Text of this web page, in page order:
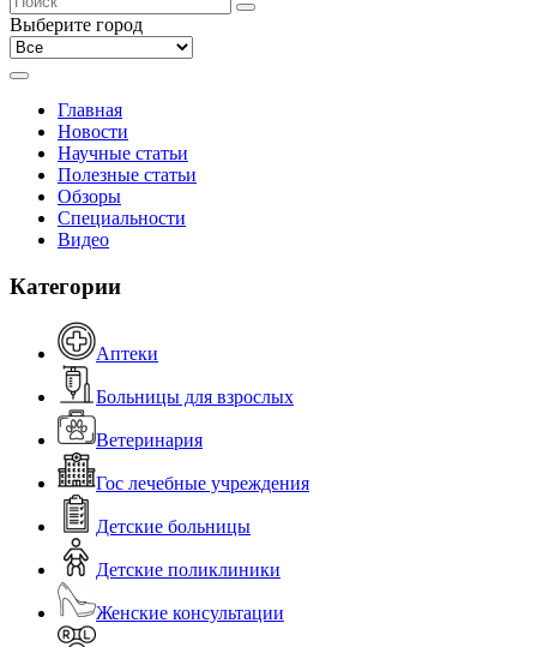
Выберите город
Главная
Новости
Научные статьи
Полезные статьи
Обзоры
Специальности
Видео
Категории
Аптеки
Больницы для взрослых
Ветеринария
Гос лечебные учреждения
Детские больницы
Детские поликлиники
Женские консультации